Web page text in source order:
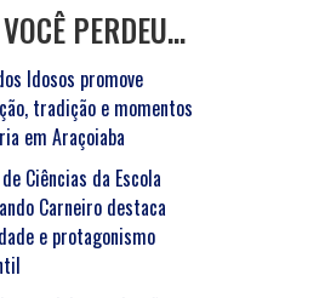
PERDEU…
Idosos promove
tradição e momentos
em Araçoiaba
Ciências da Escola
Carneiro destaca
e protagonismo